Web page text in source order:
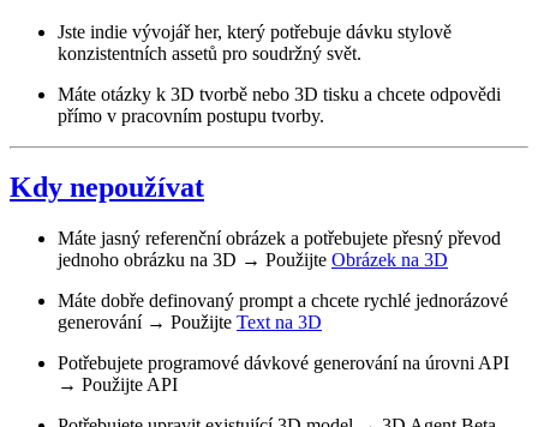
Jste indie vývojář her, který potřebuje dávku stylově
konzistentních assetů pro soudržný svět.
Máte otázky k 3D tvorbě nebo 3D tisku a chcete odpovědi
přímo v pracovním postupu tvorby.
Kdy nepoužívat
Máte jasný referenční obrázek a potřebujete přesný převod
jednoho obrázku na 3D → Použijte Obrázek na 3D
Máte dobře definovaný prompt a chcete rychlé jednorázové
generování → Použijte Text na 3D
Potřebujete programové dávkové generování na úrovni API
→ Použijte API